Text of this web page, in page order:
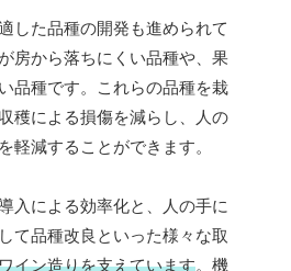
した品種の開発も進められて
房から落ちにくい品種や、果
品種です。これらの品種を栽
穫による損傷を減らし、人の
軽減することができます。
入による効率化と、人の手に
て品種改良といった様々な取
イン造りを支えています。機